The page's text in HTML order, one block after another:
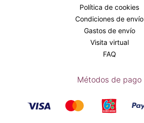
Política de cookies
Condiciones de envío
Gastos de envío
Visita virtual
FAQ
Métodos de pago